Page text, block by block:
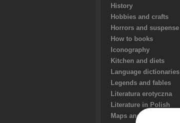
History
Hobbies and crafts
Horrors and suspense
How to books
Iconography
Kitchen and diets
Language dictionaries
Legends and fables
Literatura erotyczna
Literature in Polish
Maps and guides